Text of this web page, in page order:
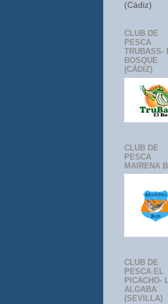
(Cádiz)
CLUB DE
PESCA
TRUBASS-
BOSQUE
(CÁDIZ)
CLUB DE
PESCA
MAIRENA
CLUB DE
PESCA EL
PICACHO-
ALGABA
(SEVILLA)